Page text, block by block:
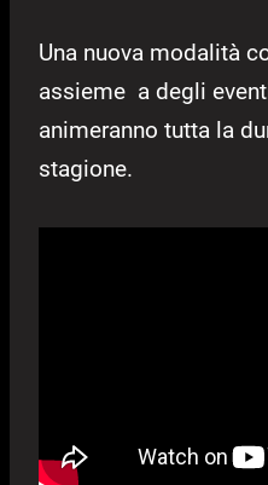
Una nuova modalità
assieme a degli
animeranno tutta la
stagione.